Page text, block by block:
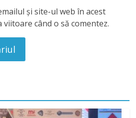
și site-ul web în acest
când o să comentez.